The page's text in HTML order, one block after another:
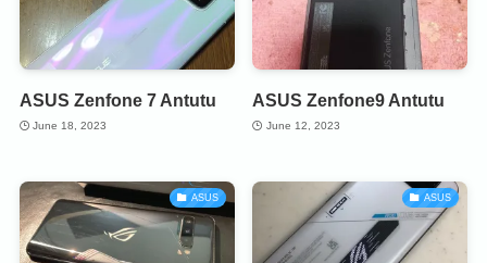
ASUS Zenfone 7 Antutu
June 18, 2023
ASUS Zenfone9 Antutu
June 12, 2023
ASUS ASUS